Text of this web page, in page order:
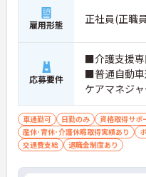
雇用形態 正社員(正職
応募要件
■介護支援専
■普通自動
ケアマネジ
車通勤可 日勤のみ 資格取得サポ
産休･育休･介護休暇取得実績あり
交通費支給
退職金制度あり